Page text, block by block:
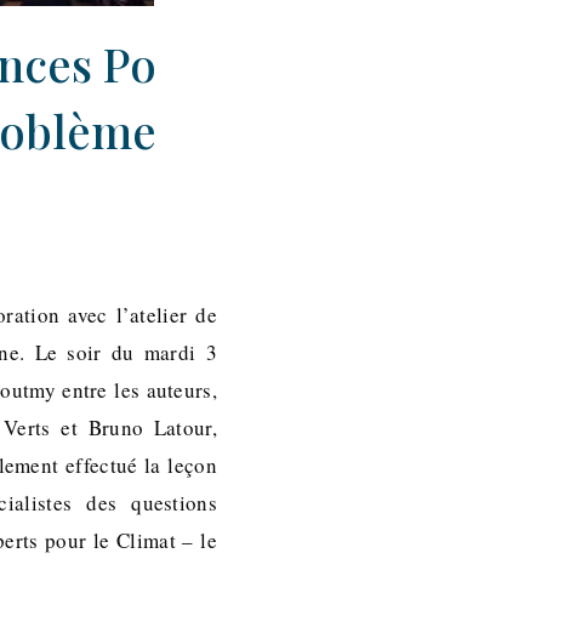
Po
avec l’atelier de
Le soir du mardi 3
entre les auteurs,
et Bruno Latour,
effectué la leçon
des questions
pour le Climat – le